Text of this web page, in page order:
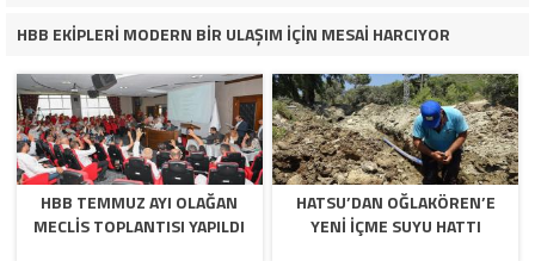
HBB EKİPLERİ MODERN BİR ULAŞIM İÇİN MESAİ HARCIYOR
HBB TEMMUZ AYI OLAĞAN
MECLİS TOPLANTISI YAPILDI
HATSU’DAN OĞLAKÖREN’E
YENİ İÇME SUYU HATTI